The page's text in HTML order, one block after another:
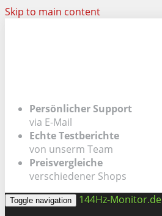
Skip to main content
Persönlicher Support
via E-Mail
Echte Testberichte
von unserm Team
Preisvergleiche
verschiedener Shops
Toggle navigation
144Hz-Monitor.de